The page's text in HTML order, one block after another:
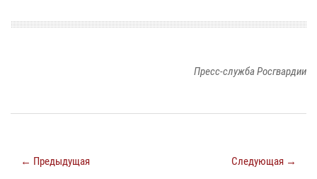
Пресс-служба Росгвардии
← Предыдущая Следующая →